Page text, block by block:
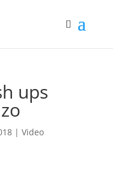
ups
| Video